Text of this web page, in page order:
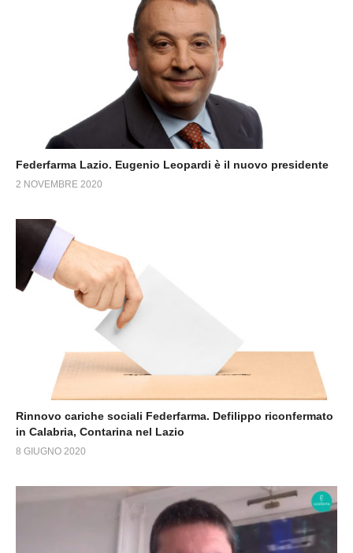
Federfarma Lazio. Eugenio Leopardi è il nuovo presidente
2 NOVEMBRE 2020
Rinnovo cariche sociali Federfarma. Defilippo riconfermato
in Calabria, Contarina nel Lazio
8 GIUGNO 2020